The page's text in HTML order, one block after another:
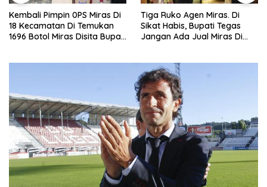
Kembali Pimpin 0PS Miras Di
18 Kecamatan Di Temukan
1696 Botol Miras Disita Bupati
Tiga Ruko Agen Miras. Di
Sikat Habis, Bupati Tegas
Jangan Ada Jual Miras Di